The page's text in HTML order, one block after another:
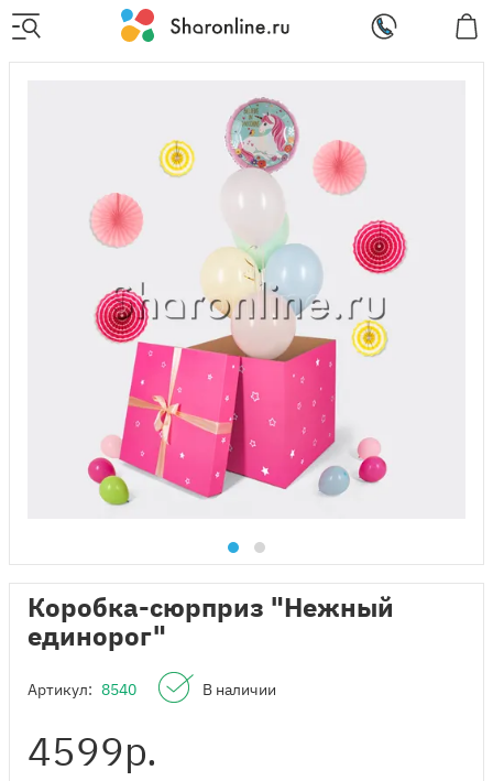
Коробка-сюрприз "Нежный
единорог"
Артикул: 8540 В наличии
4599р.